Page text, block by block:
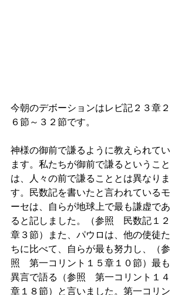
今朝のデボーションはレビ記２３章２
６節～３２節です。
神様の御前で謙るように教えられてい
ます。私たちが御前で謙るということ
は、人々の前で謙ることとは異なりま
す。民数記を書いたと言われているモ
ーセは、自らが地球上で最も謙虚であ
ると記しました。（参照　民数記１２
章３節）また、パウロは、他の使徒た
ちに比べて、自らが最も努力し、（参
照　第一コリント１５章１０節）最も
異言で語る（参照　第一コリント１４
章１８節）と言いました。第一コリン